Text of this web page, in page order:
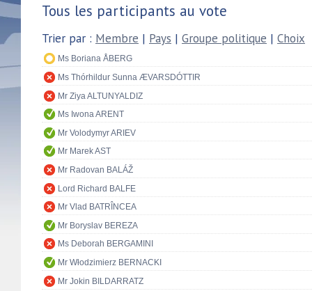
Tous les participants au vote
Trier par : Membre | Pays | Groupe politique | Choix
Ms Boriana ÅBERG
Ms Thórhildur Sunna ÆVARSDÓTTIR
Mr Ziya ALTUNYALDIZ
Ms Iwona ARENT
Mr Volodymyr ARIEV
Mr Marek AST
Mr Radovan BALÁŽ
Lord Richard BALFE
Mr Vlad BATRÎNCEA
Mr Boryslav BEREZA
Ms Deborah BERGAMINI
Mr Włodzimierz BERNACKI
Mr Jokin BILDARRATZ